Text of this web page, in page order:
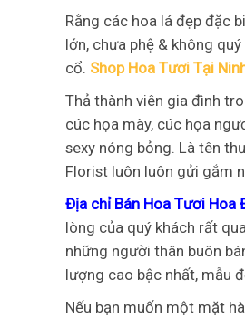
Rằng các hoa lá đẹp đặc
lớn, chưa phệ & không
cổ. Shop Hoa Tươi Tại
Thả thành viên gia đình
cúc họa mày, cúc họa
sexy nóng bỏng. Là tên
Florist luôn luôn gửi gắm
Địa chỉ Bán Hoa Tươi Hoa
lòng của quý khách rất
những người thân buôn
lượng cao bậc nhất, mẫu
Nếu bạn muốn một mặt